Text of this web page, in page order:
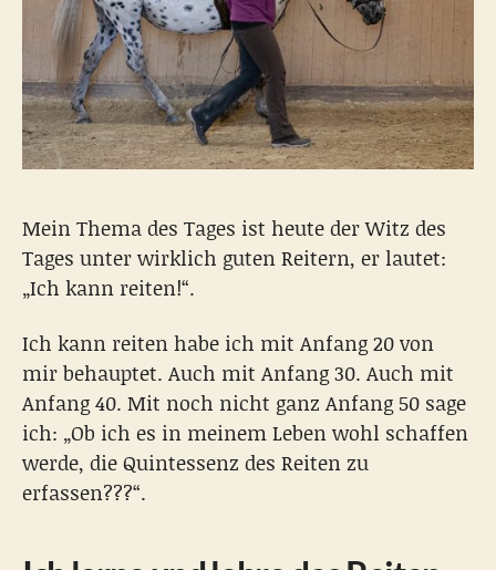
Mein Thema des Tages ist heute der Witz des
Tages unter wirklich guten Reitern, er lautet:
„Ich kann reiten!“.
Ich kann reiten habe ich mit Anfang 20 von
mir behauptet. Auch mit Anfang 30. Auch mit
Anfang 40. Mit noch nicht ganz Anfang 50 sage
ich: „Ob ich es in meinem Leben wohl schaffen
werde, die Quintessenz des Reiten zu
erfassen???“.